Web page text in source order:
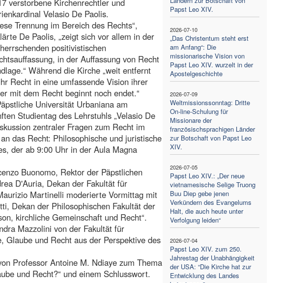
Papst Leo XIV.
2026-07-10
„Das Christentum steht erst
am Anfang“: Die
missionarische Vision von
Papst Leo XIV. wurzelt in der
Apostelgeschichte
2026-07-09
Weltmissionssonntag: Dritte
On-line-Schulung für
Missionare der
französischsprachigen Länder
zur Botschaft von Papst Leo
XIV.
2026-07-05
Papst Leo XIV.: „Der neue
vietnamesische Selige Truong
Buu Diep gebe jenen
Verkündern des Evangelums
Halt, die auch heute unter
Verfolgung leiden“
2026-07-04
Papst Leo XIV. zum 250.
Jahrestag der Unabhängigkeit
der USA: “Die Kirche hat zur
Entwicklung des Landes
verstorbene Kirchenrechtler und
Velasio De Paolis.
Trennung im Bereich des Rechts“,
De Paolis, „zeigt sich vor allem in der
positivistischen
in der Auffassung von Recht
Während die Kirche „weit entfernt
Recht in eine umfassende Vision ihrer
mit dem Recht beginnt noch endet.“
Universität Urbaniana am
Studientag des Lehrstuhls „Velasio De
zentraler Fragen zum Recht im
das Recht: Philosophische und juristische
der ab 9:00 Uhr in der Aula Magna
Buonomo, Rektor der Päpstlichen
D'Auria, Dekan der Fakultät für
Martinelli moderierte Vormittag mit
Dekan der Philosophischen Fakultät der
kirchliche Gemeinschaft und Recht“.
Mazzolini von der Fakultät für
Glaube und Recht aus der Perspektive des
Professor Antoine M. Ndiaye zum Thema
und Recht?“ und einem Schlusswort.